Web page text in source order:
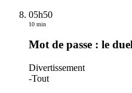
05h50
10 min
Mot de passe : le
Divertissement
-Tout